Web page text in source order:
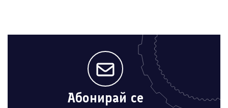
Абонирай се